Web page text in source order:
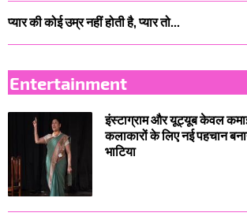
प्यार की कोई उम्र नहीं होती है, प्यार तो...
Entertainment
इंस्टाग्राम और यूट्यूब केवल
कलाकारों के लिए नई पहचान
भाटिया